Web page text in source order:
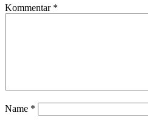
Kommentar *
Name *